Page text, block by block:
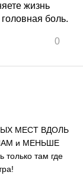
жизнь
боль.
0
МЕСТ ВДОЛЬ
и МЕНЬШЕ
там где